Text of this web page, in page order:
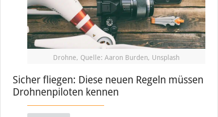
Drohne, Quelle: Aaron Burden, Unsplash
Sicher fliegen: Diese neuen Regeln müssen
Drohnenpiloten kennen